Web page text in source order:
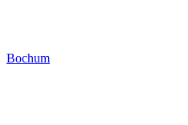
Bochum